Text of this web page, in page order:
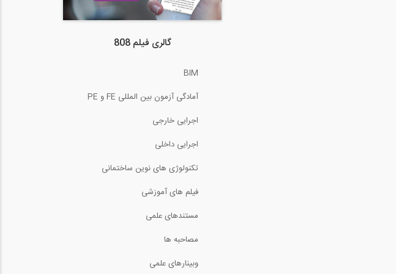
گالری فیلم 808
BIM
آمادگی آزمون بین المللی FE و PE
اجرایی خارجی
اجرایی داخلی
تکنولوژی های نوین ساختمانی
فیلم های آموزشی
مستندهای علمی
مصاحبه ها
وبینارهای علمی